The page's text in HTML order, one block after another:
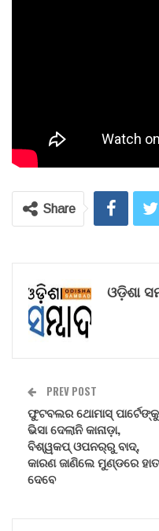
Share
ଓଡ଼ିଶା
PREV POST
ଫୁଟବଲର ଥୋମାସ୍ ପାର୍ଟେଙ୍କୁ
ଭିସା ଦେଲାନି କାନାଡ଼ା,
ବିଶ୍ୱକପ୍‌ ଓପନର୍‌ରୁ ବାଦ୍,
କାରଣ ଜାଣିଲେ ମୁଣ୍ଡରେ ହାତ
ଦେବେ